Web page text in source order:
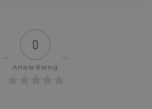
0
Article Rating